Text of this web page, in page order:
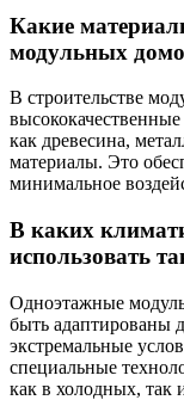
Какие
модульных
В строительстве
как древесина,
материалы. Это
минимальное
В каких
использовать
Одноэтажные
быть адаптированы
экстремальные
специальные
как в холодных, так